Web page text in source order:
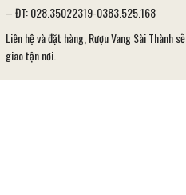
– ĐT: 028.35022319-0383.525.168
Liên hệ và đặt hàng, Rượu Vang Sài Thành sẽ
giao tận nơi.